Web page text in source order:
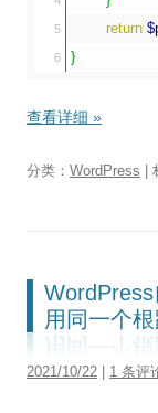
5
return
}
查看详细 »
分类： WordPress |
用同一个
2021/10/22 1 条评